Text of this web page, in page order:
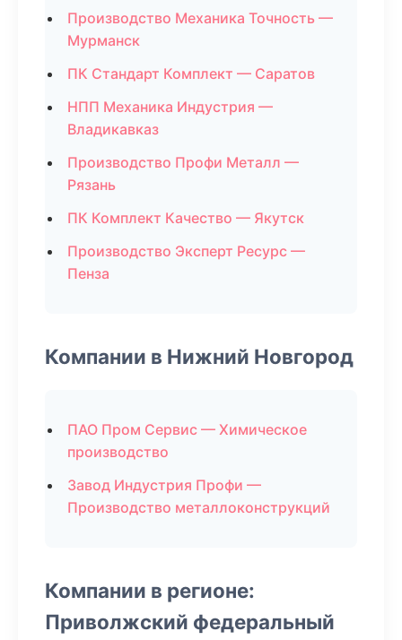
Производство Механика Точность —
Мурманск
ПК Стандарт Комплект — Саратов
НПП Механика Индустрия —
Владикавказ
Производство Профи Металл —
Рязань
ПК Комплект Качество — Якутск
Производство Эксперт Ресурс —
Пенза
Компании в Нижний Новгород
ПАО Пром Сервис — Химическое
производство
Завод Индустрия Профи —
Производство металлоконструкций
Компании в регионе:
Приволжский федеральный